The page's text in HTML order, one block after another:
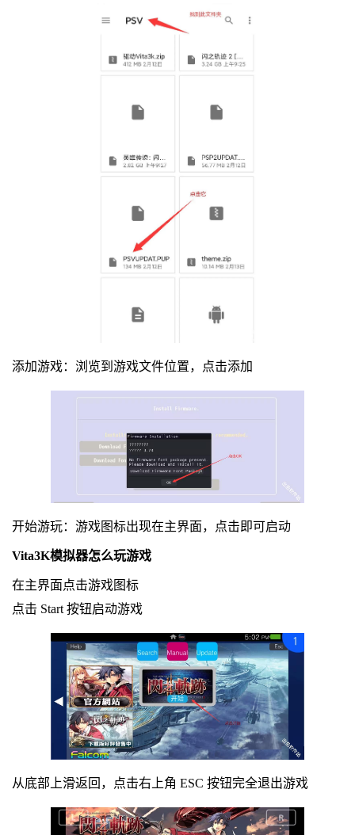
添加游戏：浏览到游戏文件位置，点击添加
开始游玩：游戏图标出现在主界面，点击即可启动
Vita3K模拟器怎么玩游戏
在主界面点击游戏图标
点击 Start 按钮启动游戏
从底部上滑返回，点击右上角 ESC 按钮完全退出游戏